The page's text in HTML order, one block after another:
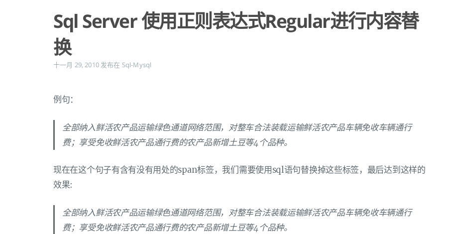
Sql Server 使用正则表达式Regular进行内容替
换
十一月 29, 2010 发布在 Sql-Mysql
例句：
全部纳入鲜活农产品运输绿色通道网络范围，对整车合法装载运输鲜活农产品车辆免收车辆通行
费；享受免收鲜活农产品通行费的农产品新增土豆等4个品种。
现在在这个句子有含有没有用处的span标签，我们需要使用sql语句替换掉这些标签，最后达到这样的
效果:
全部纳入鲜活农产品运输绿色通道网络范围，对整车合法装载运输鲜活农产品车辆免收车辆通行
费；享受免收鲜活农产品通行费的农产品新增土豆等4个品种。